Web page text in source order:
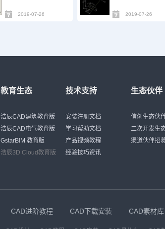
2019-07-26 2019-07-26
教育生态
浩辰CAD建筑教育版
浩辰CAD电气教育版
GstarBIM 教育版
浩辰3D Cloud教育版
技术支持
安装注册文档
学习帮助文档
产品视频教程
经验技巧资讯
生态伙伴
信创生态伙
二次开发生
渠道伙伴招
CAD进阶教程 CAD下载安装 CAD素材库